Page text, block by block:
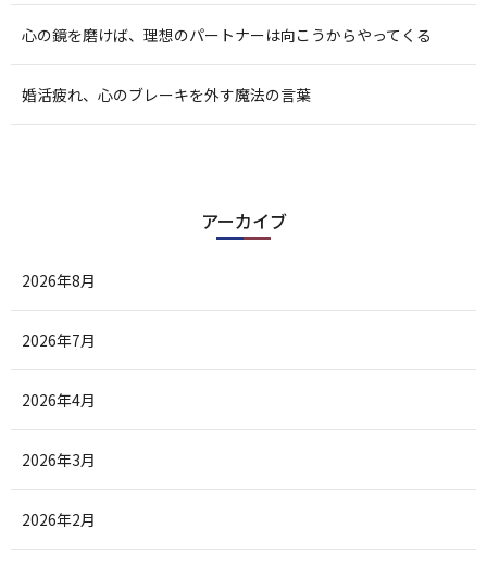
心の鏡を磨けば、理想のパートナーは向こうからやってくる
婚活疲れ、心のブレーキを外す魔法の言葉
アーカイブ
2026年8月
2026年7月
2026年4月
2026年3月
2026年2月